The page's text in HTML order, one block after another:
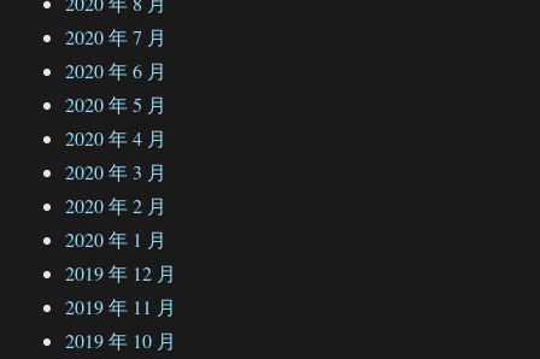
2020 年 7 月
2020 年 6 月
2020 年 5 月
2020 年 4 月
2020 年 3 月
2020 年 2 月
2020 年 1 月
2019 年 12 月
2019 年 11 月
2019 年 10 月